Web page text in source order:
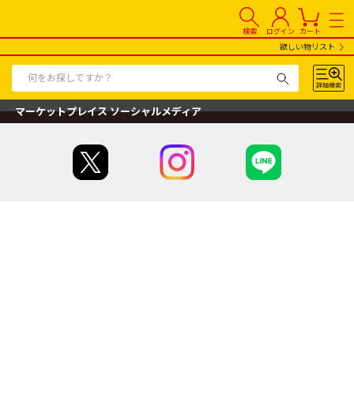
検索 ログイン カート
欲しい物リスト
マーケットプレイス ソーシャルメディア